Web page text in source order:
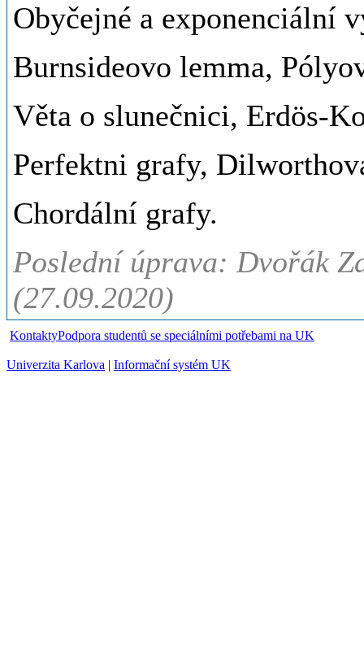
Obyčejné a exponenciální
Burnsideovo lemma,
Věta o slunečnici, Erdös-
Perfektni grafy,
Chordální grafy.
Poslední úprava: Dvořák
(27.09.2020)
KontaktyPodpora studentů se speciálními potřebami na UK
Univerzita Karlova | Informační systém UK